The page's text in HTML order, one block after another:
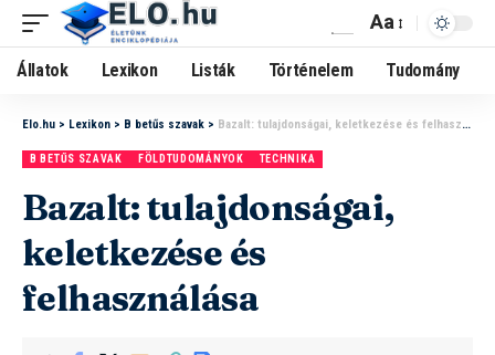
Aa
Állatok Lexikon Listák Történelem Tudomány
Elo.hu > Lexikon > B betűs szavak > Bazalt: tulajdonságai, keletkezése és felhasználása
B BETŰS SZAVAK FÖLDTUDOMÁNYOK TECHNIKA
Bazalt: tulajdonságai,
keletkezése és
felhasználása